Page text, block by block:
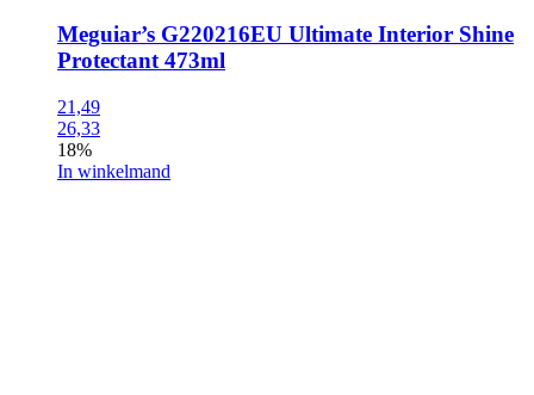
Meguiar’s G220216EU Ultimate Interior Shine
Protectant 473ml
21,49
26,33
18%
In winkelmand